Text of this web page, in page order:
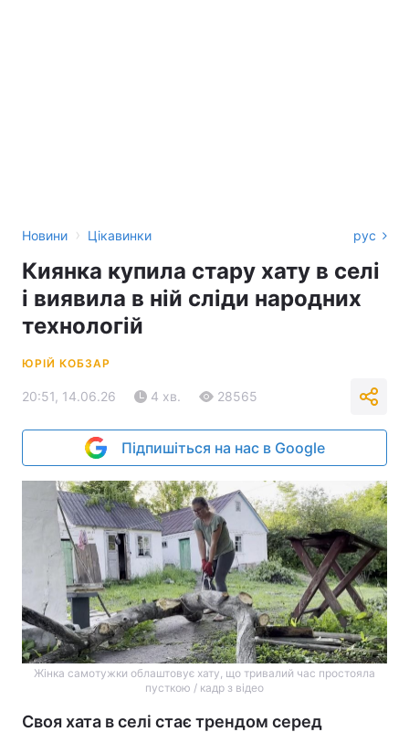
Новини › Цікавинки рус
Киянка купила стару хату в селі
і виявила в ній сліди народних
технологій
ЮРІЙ КОБЗАР
20:51, 14.06.26 4 хв. 28565
Підпишіться на нас в Google
Жінка самотужки облаштовує хату, що тривалий час простояла
пусткою / кадр з відео
Своя хата в селі стає трендом серед